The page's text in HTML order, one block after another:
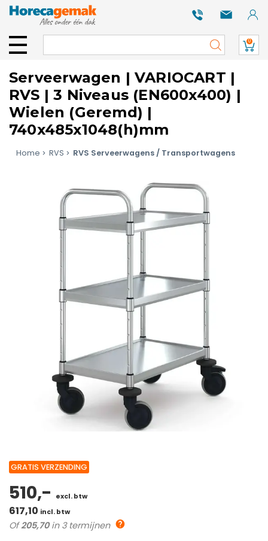
0
Serveerwagen | VARIOCART |
RVS | 3 Niveaus (EN600x400) |
Wielen (Geremd) |
740x485x1048(h)mm
Home RVS RVS Serveerwagens / Transportwagens
GRATIS VERZENDING
510,- excl. btw
617,10 incl. btw
Of205,70in 3 termijnen